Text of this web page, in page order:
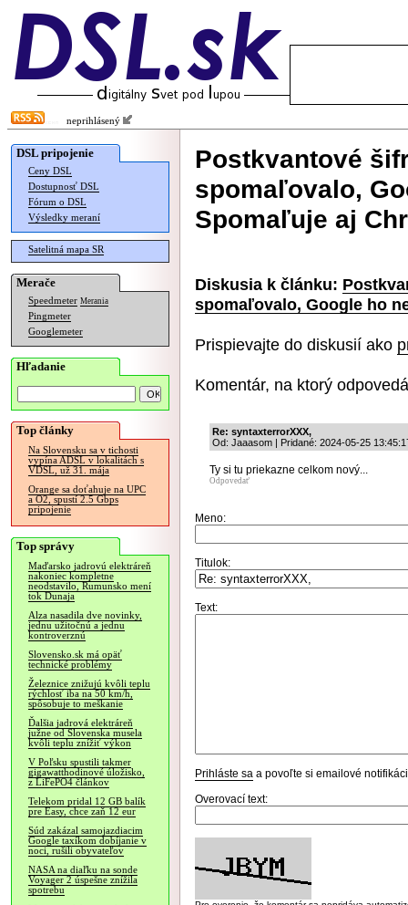
neprihlásený
DSL pripojenie
Ceny DSL
Dostupnosť DSL
Fórum o DSL
Výsledky meraní
Satelitná mapa SR
Merače
Speedmeter Merania
Pingmeter
Googlemeter
Hľadanie
Top články
Na Slovensku sa v tichosti
vypína ADSL v lokalitách s
VDSL, už 31. mája
Orange sa doťahuje na UPC
a O2, spustí 2.5 Gbps
pripojenie
Top správy
Maďarsko jadrovú elektráreň
nakoniec kompletne
neodstavilo, Rumunsko mení
tok Dunaja
Alza nasadila dve novinky,
jednu užitočnú a jednu
kontroverznú
Slovensko.sk má opäť
technické problémy
Železnice znižujú kvôli teplu
rýchlosť iba na 50 km/h,
spôsobuje to meškanie
Ďalšia jadrová elektráreň
južne od Slovenska musela
kvôli teplu znížiť výkon
V Poľsku spustili takmer
gigawatthodinové úložisko,
z LiFePO4 článkov
Telekom pridal 12 GB balík
pre Easy, chce zaň 12 eur
Súd zakázal samojazdiacim
Google taxíkom dobíjanie v
noci, rušili obyvateľov
NASA na diaľku na sonde
Voyager 2 úspešne znížila
spotrebu
Postkvantové
spomaľovalo,
Spomaľuje aj
Diskusia k článku:
spomaľovalo, Google ho
Prispievajte do diskusií ako
Komentár, na ktorý
Re: syntaxterrorXXX,
Od: Jaaasom | Pridané: 2024-05-25
Ty si tu priekazne celkom nový...
Odpovedať
Meno:
Titulok:
Text:
Prihláste sa a povoľte si emailové
Overovací text: